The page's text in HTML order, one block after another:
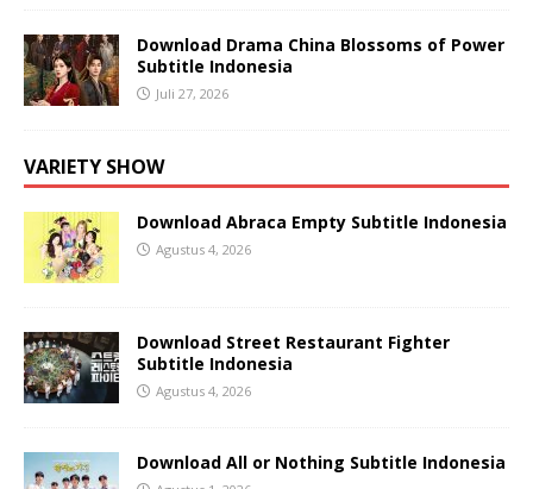
Download Drama China Blossoms of Power
Subtitle Indonesia
Juli 27, 2026
VARIETY SHOW
Download Abraca Empty Subtitle Indonesia
Agustus 4, 2026
Download Street Restaurant Fighter
Subtitle Indonesia
Agustus 4, 2026
Download All or Nothing Subtitle Indonesia